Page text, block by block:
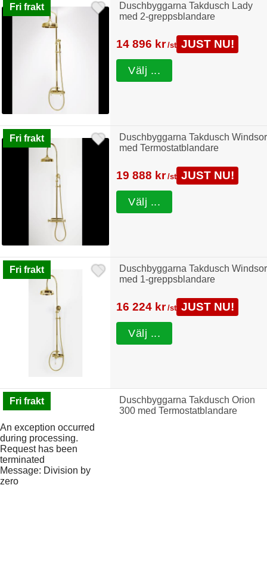
Fri frakt
Duschbyggarna Takdusch Lady
med 2-greppsblandare
14 896 kr /st JUST NU!
Välj ...
Fri frakt
Duschbyggarna Takdusch Windsor
med Termostatblandare
19 888 kr /st JUST NU!
Välj ...
Fri frakt
Duschbyggarna Takdusch Windsor
med 1-greppsblandare
16 224 kr /st JUST NU!
Välj ...
Fri frakt
Duschbyggarna Takdusch Orion
300 med Termostatblandare
An exception occurred
during processing.
Request has been
terminated
Message: Division by
zero